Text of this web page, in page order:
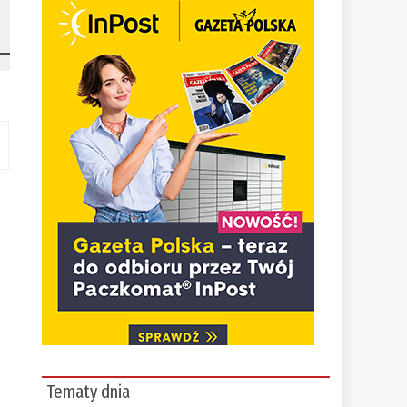
Tematy dnia